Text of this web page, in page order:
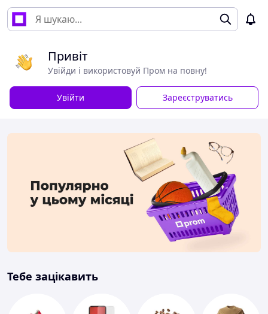
Привіт
Увійди і використовуй Пром на повну!
Увійти Зареєструватись
Тебе зацікавить